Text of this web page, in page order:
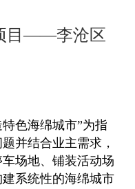
目——李沧区
色海绵城市”为指
并结合业主需求，
场地、铺装活动场
系统性的海绵城市